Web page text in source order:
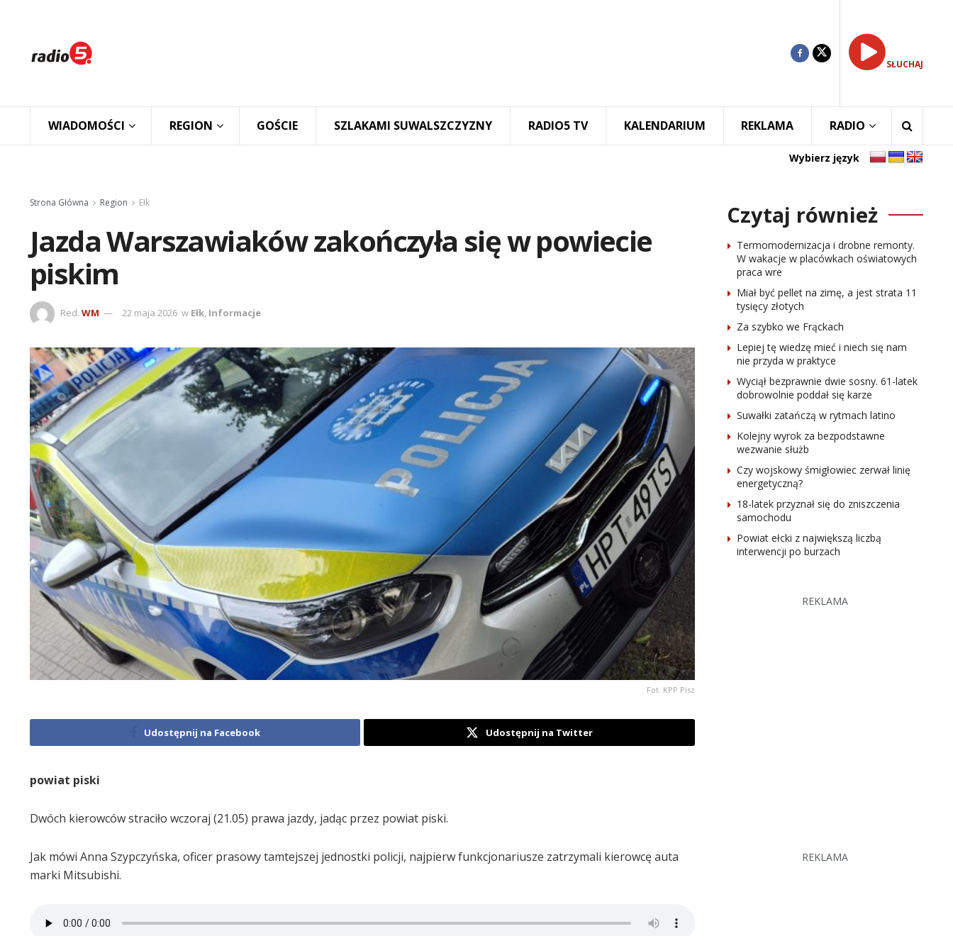
SŁUCHAJ
WIADOMOŚCI REGION GOŚCIE SZLAKAMI SUWALSZCZYZNY RADIO5 TV KALENDARIUM REKLAMA RADIO
Wybierz język
Strona Główna Region Ełk
Jazda Warszawiaków zakończyła się w powiecie
piskim
Red. WM 22 maja 2026 w Ełk, Informacje
Fot. KPP Pisz
Udostępnij na Facebook Udostępnij na Twitter
powiat piski
Dwóch kierowców straciło wczoraj (21.05) prawa jazdy, jadąc przez powiat piski.
Jak mówi Anna Szypczyńska, oficer prasowy tamtejszej jednostki policji, najpierw funkcjonariusze zatrzymali kierowcę auta
marki Mitsubishi.
Czytaj również
Termomodernizacja i drobne remonty.
W wakacje w placówkach oświatowych
praca wre
Miał być pellet na zimę, a jest strata 11
tysięcy złotych
Za szybko we Frąckach
Lepiej tę wiedzę mieć i niech się nam
nie przyda w praktyce
Wyciął bezprawnie dwie sosny. 61-latek
dobrowolnie poddał się karze
Suwałki zatańczą w rytmach latino
Kolejny wyrok za bezpodstawne
wezwanie służb
Czy wojskowy śmigłowiec zerwał linię
energetyczną?
18-latek przyznał się do zniszczenia
samochodu
Powiat ełcki z największą liczbą
interwencji po burzach
REKLAMA
REKLAMA